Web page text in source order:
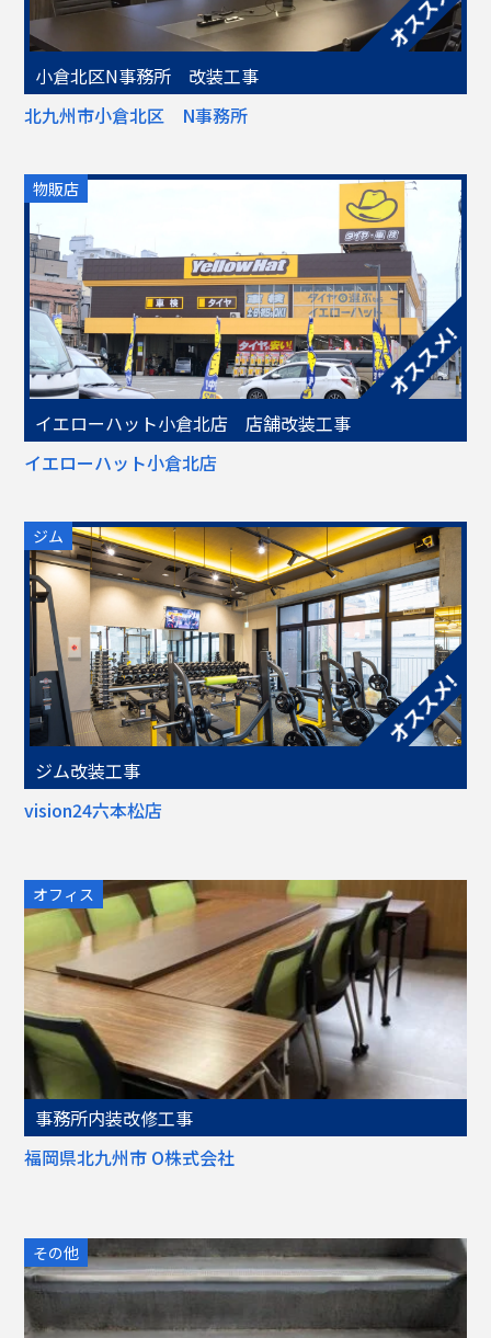
小倉北区N事務所 改装工事
北九州市小倉北区 N事務所
物販店
イエローハット小倉北店 店舗改装工事
イエローハット小倉北店
ジム
ジム改装工事
vision24六本松店
オフィス
事務所内装改修工事
福岡県北九州市 O株式会社
その他